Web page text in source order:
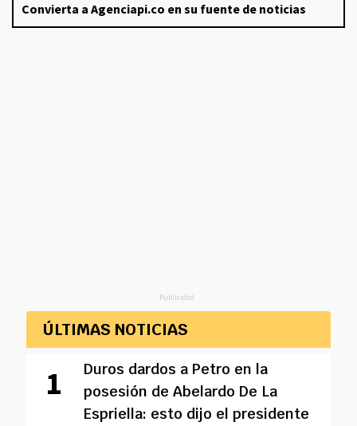
Convierta a Agenciapi.co en su fuente de noticias
Publicidad
ÚLTIMAS NOTICIAS
Duros dardos a Petro en la
posesión de Abelardo De La
Espriella: esto dijo el presidente